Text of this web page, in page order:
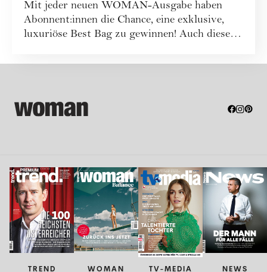
Mit jeder neuen WOMAN-Ausgabe haben
Abonnent:innen die Chance, eine exklusive,
luxuriöse Best Bag zu gewinnen! Auch dieses
TREND WOMAN TV-MEDIA NEWS